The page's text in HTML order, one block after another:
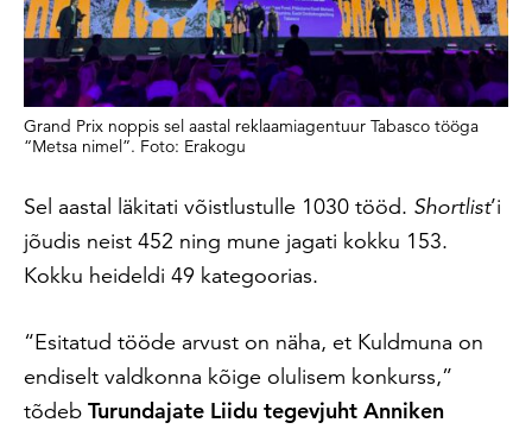
Grand Prix noppis sel aastal reklaamiagentuur Tabasco tööga
“Metsa nimel”. Foto: Erakogu
Sel aastal läkitati võistlustulle 1030 tööd. Shortlist’i
jõudis neist 452 ning mune jagati kokku 153.
Kokku heideldi 49 kategoorias.
“Esitatud tööde arvust on näha, et Kuldmuna on
endiselt valdkonna kõige olulisem konkurss,”
tõdeb Turundajate Liidu tegevjuht Anniken